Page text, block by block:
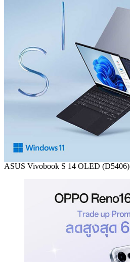
ASUS Vivobook S 14 OLED (D5406)